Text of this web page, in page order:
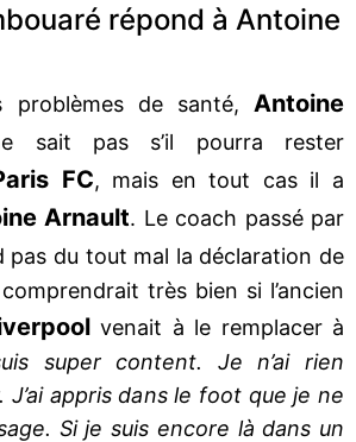
répond à Antoine
problèmes de santé, Antoine
sait pas s’il pourra rester
FC, mais en tout cas il a
Arnault. Le coach passé par
du tout mal la déclaration de
très bien si l’ancien
venait à le remplacer à
super content. Je n’ai rien
J’ai appris dans le foot que je ne
Si je suis encore là dans un